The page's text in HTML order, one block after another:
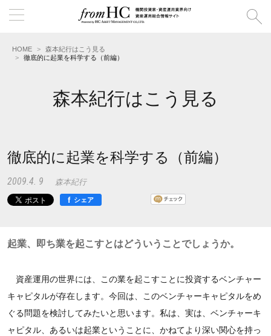
HOME
森本紀行はこう見る
徹底的に起業を科学する（前編）
森本紀行はこう見る
徹底的に起業を科学する（前編）
2009.4. 9
森本紀行
f シェア
起業、即ち業を起こすとはどういうことでしょうか。
資産運用の世界には、この業を起こすことに投資するベンチャー
キャピタルが存在します。今回は、このベンチャーキャピタルをめ
ぐる問題を検討してみたいと思います。私は、実は、ベンチャーキ
ャピタル、あるいは起業ということに、かねてより深い関心を持っ